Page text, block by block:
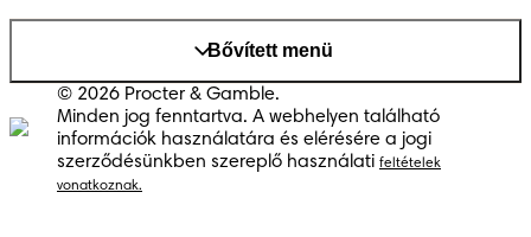
Bővített menü
© 2026 Procter & Gamble.
Minden jog fenntartva. A webhelyen található
információk használatára és elérésére a jogi
szerződésünkben szereplő használati feltételek
vonatkoznak.